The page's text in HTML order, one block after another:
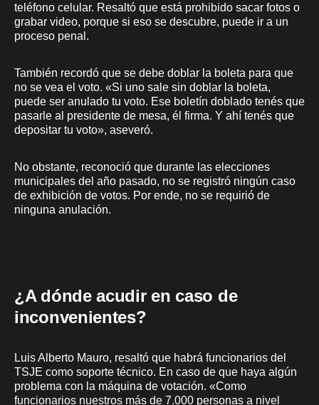
teléfono celular. Resaltó que está prohibido sacar fotos o
grabar video, porque si eso se descubre, puede ir a un
proceso penal.
También recordó que se debe doblar la boleta para que
no se vea el voto. «Si uno sale sin doblar la boleta,
puede ser anulado tu voto. Ese boletín doblado tenés que
pasarle al presidente de mesa, él firma. Y ahí tenés que
depositar tu voto», aseveró.
No obstante, reconoció que durante las elecciones
municipales del año pasado, no se registró ningún caso
de exhibición de votos. Por ende, no se requirió de
ninguna anulación.
¿A dónde acudir en caso de
inconvenientes?
Luis Alberto Mauro, resaltó que habrá funcionarios del
TSJE como soporte técnico. En caso de que haya algún
problema con la máquina de votación. «Como
funcionarios nuestros más de 7.000 personas a nivel